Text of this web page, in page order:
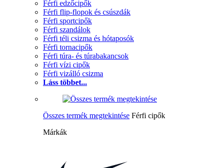
Férfi edzőcipők
Férfi flip-flopok és csúszdák
Férfi sportcipők
Férfi szandálok
Férfi téli csizma és hótaposók
Férfi tornacipők
Férfi túra- és túrabakancsok
Férfi vízi cipők
Férfi vizálló csizma
Láss többet...
Összes termék megtekintése Férfi cipők
Márkák